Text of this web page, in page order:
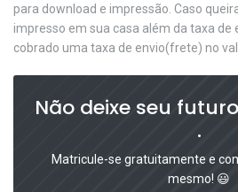
para download e impressão. Caso
impresso em sua casa além da taxa de
cobrado uma taxa de envio(frete) no
Não deixe seu
.
Matricule-se gratuitamente e
mesmo! 😃